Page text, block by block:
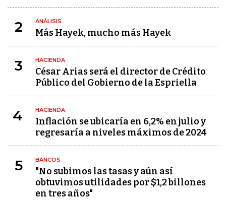
2 ANÁLISIS
Más Hayek, mucho más Hayek
3 HACIENDA
César Arias será el director de Crédito
Público del Gobierno de la Espriella
4 HACIENDA
Inflación se ubicaría en 6,2% en julio y
regresaría a niveles máximos de 2024
5 BANCOS
"No subimos las tasas y aún así
obtuvimos utilidades por $1,2 billones
en tres años"